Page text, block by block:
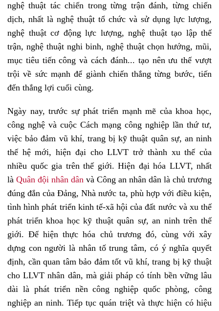
nghệ thuật tác chiến trong từng trận đánh, từng chiến
dịch, nhất là nghệ thuật tổ chức và sử dụng lực lượng,
nghệ thuật cơ động lực lượng, nghệ thuật tạo lập thế
trận, nghệ thuật nghi binh, nghệ thuật chọn hướng, mũi,
mục tiêu tiến công và cách đánh... tạo nên ưu thế vượt
trội về sức mạnh để giành chiến thắng từng bước, tiến
đến thắng lợi cuối cùng.
Ngày nay, trước sự phát triển mạnh mẽ của khoa học,
công nghệ và cuộc Cách mạng công nghiệp lần thứ tư,
việc bảo đảm vũ khí, trang bị kỹ thuật quân sự, an ninh
thế hệ mới, hiện đại cho LLVT trở thành xu thế của
nhiều quốc gia trên thế giới. Hiện đại hóa LLVT, nhất
là Quân đội nhân dân và Công an nhân dân là chủ trương
đúng đắn của Đảng, Nhà nước ta, phù hợp với điều kiện,
tình hình phát triển kinh tế-xã hội của đất nước và xu thế
phát triển khoa học kỹ thuật quân sự, an ninh trên thế
giới. Để hiện thực hóa chủ trương đó, cùng với xây
dựng con người là nhân tố trung tâm, có ý nghĩa quyết
định, cần quan tâm bảo đảm tốt vũ khí, trang bị kỹ thuật
cho LLVT nhân dân, mà giải pháp có tính bền vững lâu
dài là phát triển nền công nghiệp quốc phòng, công
nghiệp an ninh. Tiếp tục quán triệt và thực hiện có hiệu